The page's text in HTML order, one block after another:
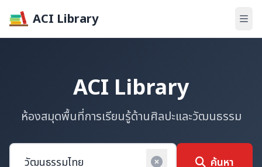
ACI Library
ACI Library
ห้องสมุดพื้นที่การเรียนรู้ด้านศิลปะและวัฒนธรรม
ค้นหา